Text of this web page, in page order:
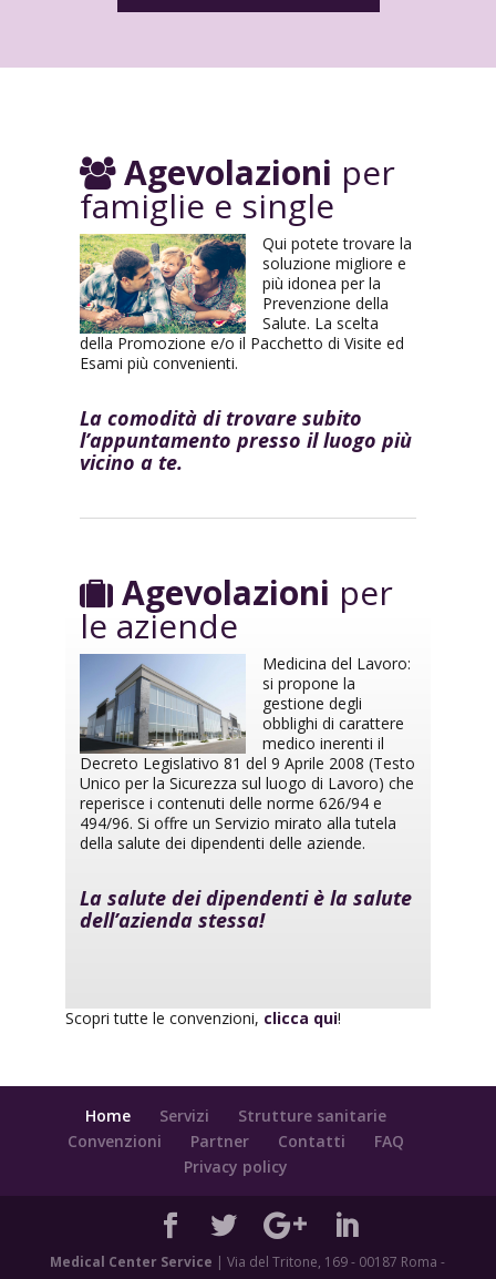
Agevolazioni per
famiglie e single
Qui potete trovare la
soluzione migliore e
più idonea per la
Prevenzione della
Salute. La scelta
della Promozione e/o il Pacchetto di Visite ed
Esami più convenienti.
La comodità di trovare subito
l’appuntamento presso il luogo più
vicino a te.
Agevolazioni per
le aziende
Medicina del Lavoro:
si propone la
gestione degli
obblighi di carattere
medico inerenti il
Decreto Legislativo 81 del 9 Aprile 2008 (Testo
Unico per la Sicurezza sul luogo di Lavoro) che
reperisce i contenuti delle norme 626/94 e
494/96. Si offre un Servizio mirato alla tutela
della salute dei dipendenti delle aziende.
La salute dei dipendenti è la salute
dell’azienda stessa!
Scopri tutte le convenzioni, clicca qui!
Home Servizi
Strutture sanitarie
Convenzioni
Partner Contatti
FAQ
Privacy policy
Medical Center Service | Via del Tritone, 169 - 00187 Roma -